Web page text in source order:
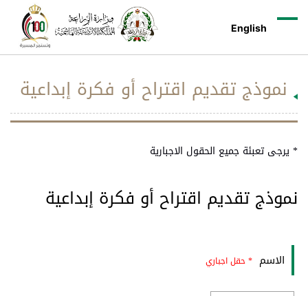
English
نموذج تقديم اقتراح أو فكرة إبداعية
* يرجى تعبئة جميع الحقول الاجبارية
نموذج تقديم اقتراح أو فكرة إبداعية
الاسم * حقل اجباري